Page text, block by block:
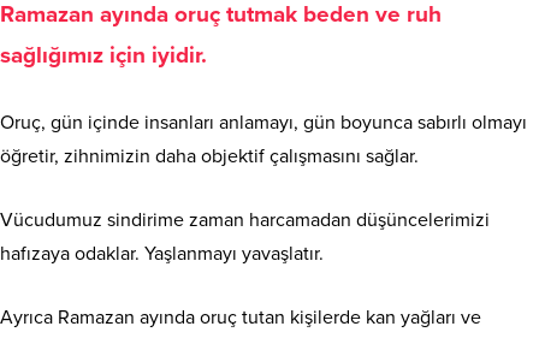
Ramazan ayında oruç tutmak beden ve ruh
sağlığımız için iyidir.
Oruç, gün içinde insanları anlamayı, gün boyunca sabırlı olmayı
öğretir, zihnimizin daha objektif çalışmasını sağlar.
Vücudumuz sindirime zaman harcamadan düşüncelerimizi
hafızaya odaklar. Yaşlanmayı yavaşlatır.
Ayrıca Ramazan ayında oruç tutan kişilerde kan yağları ve